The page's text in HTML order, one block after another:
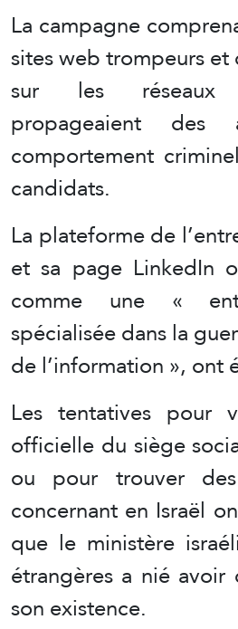
La campagne
sites web trompeurs
sur les réseaux
propageaient des
comportement
candidats.
La plateforme de
et sa page LinkedIn
comme une «
spécialisée dans la
de l’information », ont
Les tentatives pour
officielle du siège
ou pour trouver
concernant en Israël
que le ministère
étrangères a nié avoir
son existence.